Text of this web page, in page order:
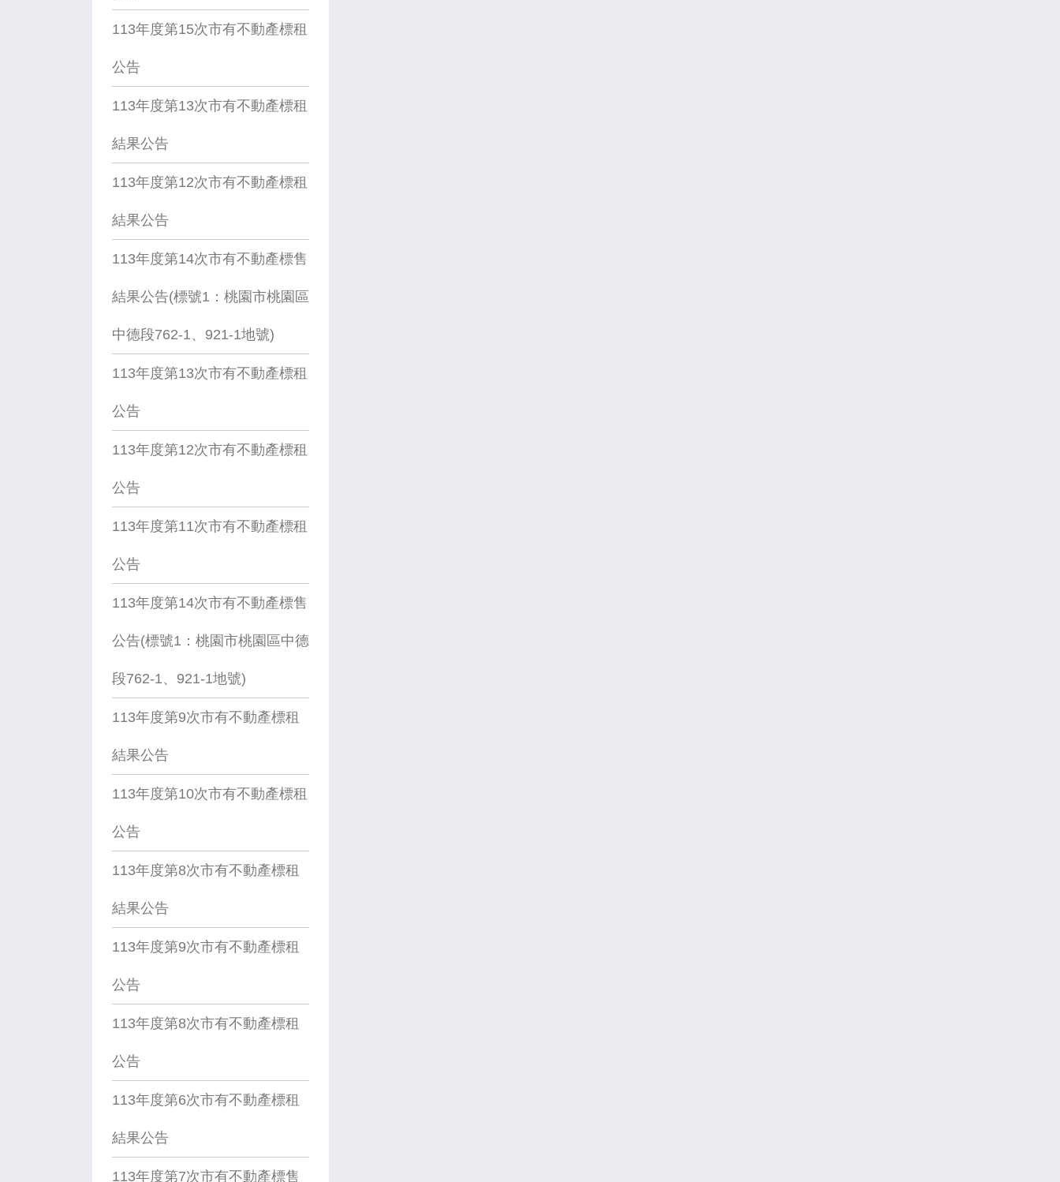
113年度第15次市有不動產標租
公告
113年度第13次市有不動產標租
結果公告
113年度第12次市有不動產標租
結果公告
113年度第14次市有不動產標售
結果公告(標號1：桃園市桃園區
中德段762-1、921-1地號)
113年度第13次市有不動產標租
公告
113年度第12次市有不動產標租
公告
113年度第11次市有不動產標租
公告
113年度第14次市有不動產標售
公告(標號1：桃園市桃園區中德
段762-1、921-1地號)
113年度第9次市有不動產標租
結果公告
113年度第10次市有不動產標租
公告
113年度第8次市有不動產標租
結果公告
113年度第9次市有不動產標租
公告
113年度第8次市有不動產標租
公告
113年度第6次市有不動產標租
結果公告
113年度第7次市有不動產標售